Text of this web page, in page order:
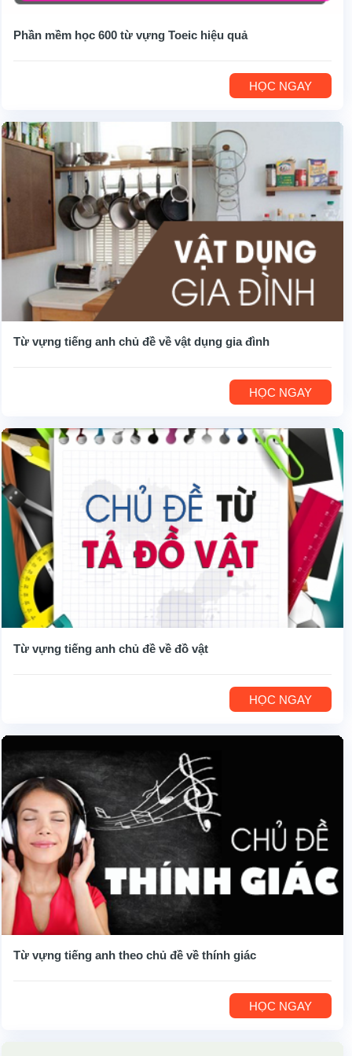
Phần mềm học 600 từ vựng Toeic hiệu quả
HỌC NGAY
Từ vựng tiếng anh chủ đề về vật dụng gia đình
HỌC NGAY
Từ vựng tiếng anh chủ đề về đồ vật
HỌC NGAY
Từ vựng tiếng anh theo chủ đề về thính giác
HỌC NGAY